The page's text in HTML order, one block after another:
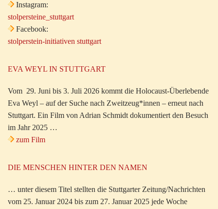
Instagram:
stolpersteine_stuttgart
Facebook:
stolperstein-initiativen stuttgart
EVA WEYL IN STUTTGART
Vom 29. Juni bis 3. Juli 2026 kommt die Holocaust-Überlebende
Eva Weyl – auf der Suche nach Zweitzeug*innen – erneut nach
Stuttgart. Ein Film von Adrian Schmidt dokumentiert den Besuch
im Jahr 2025 …
zum Film
DIE MENSCHEN HINTER DEN NAMEN
… unter diesem Titel stellten die Stuttgarter Zeitung/Nachrichten
vom 25. Januar 2024 bis zum 27. Januar 2025 jede Woche